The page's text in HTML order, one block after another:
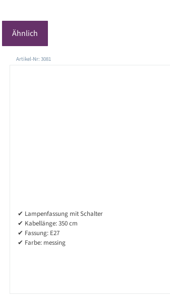
Ähnlich
Produktgalerie überspringen
Artikel-Nr: 3081
✔ Lampenfassung mit Schalter
✔ Kabellänge: 350 cm
✔ Fassung: E27
✔ Farbe: messing